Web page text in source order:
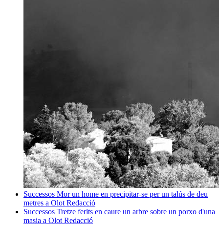
Successos Mor un home en precipitar-se per un talús de deu
metres a Olot Redacció
Successos Tretze ferits en caure un arbre sobre un porxo d'una
masia a Olot Redacció